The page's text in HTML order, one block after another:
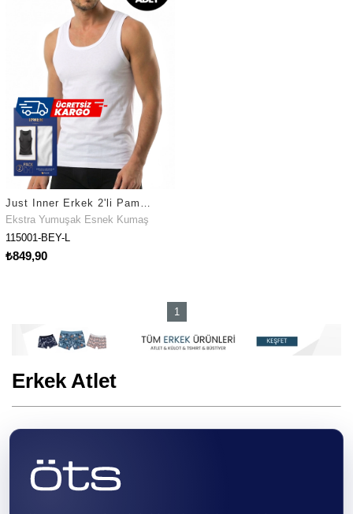
Just Inner Erkek 2'li Pamuklu Modal Atlet Esnek Yapı Günlük Rahat Kesim (115001)
Ekstra Yumuşak Esnek Kumaş
115001-BEY-L
₺849,90
1
Erkek Atlet
rahatsızlık kaynağı haline de gelebilir. Cildinizle direk temas halinde
buluşturduğumuz, erkekler için özel olarak tasarlanmış bu
modelleri, yüksek kaliteyi uygun fiyat aralıklarında sunar. Günlük
kullanım için uygun olan bu erkek atlet seçenekleri, vücudunuz üzerinde
herhangi bir ağırlık yaratmaz. Nefes alan kumaş dokusu terlediğinizde